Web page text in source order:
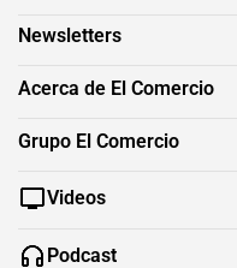
Newsletters
Acerca de El Comercio
Grupo El Comercio
Videos
Podcast